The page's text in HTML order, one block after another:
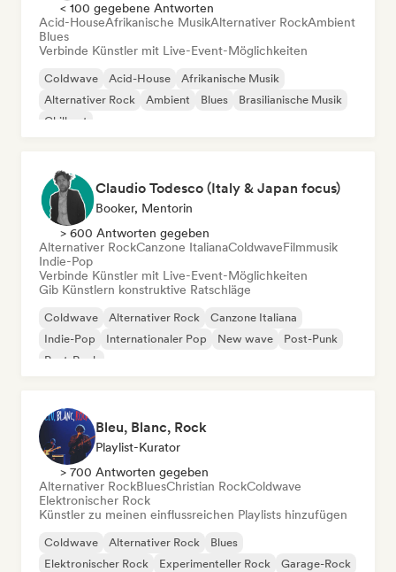
< 100 gegebene Antworten
Acid-HouseAfrikanische MusikAlternativer RockAmbient
Blues
Verbinde Künstler mit Live-Event-Möglichkeiten
Coldwave Acid-House
Afrikanische Musik
Alternativer Rock
Ambient Blues
Brasilianische Musik
Chill out
Claudio Todesco (Italy & Japan focus)
Booker, Mentorin
> 600 Antworten gegeben
Alternativer RockCanzone ItalianaColdwaveFilmmusik
Indie-Pop
Verbinde Künstler mit Live-Event-Möglichkeiten
Gib Künstlern konstruktive Ratschläge
Coldwave Alternativer Rock
Canzone Italiana
Indie-Pop
Internationaler Pop New wave
Post-Punk
Post-Rock
Bleu, Blanc, Rock
Playlist-Kurator
> 700 Antworten gegeben
Alternativer RockBluesChristian RockColdwave
Elektronischer Rock
Künstler zu meinen einflussreichen Playlists hinzufügen
Coldwave Alternativer Rock
Blues
Elektronischer Rock
Experimenteller Rock
Garage-Rock